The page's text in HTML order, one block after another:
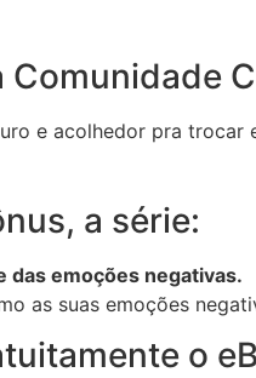
Comunidade
e acolhedor pra trocar
a série:
das emoções negativas.
as suas emoções
o